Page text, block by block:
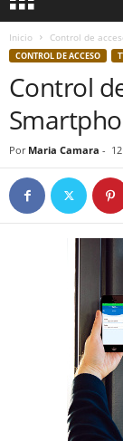
Inicio Control de
CONTROL DE ACCESO
Control
Por Maria Camara -